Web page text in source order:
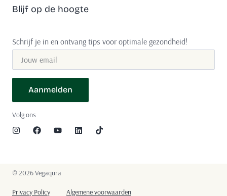
Blijf op de hoogte
Schrijf je in en ontvang tips voor optimale gezondheid!
Aanmelden
Volg ons
©️ 2026 Vegaqura
Privacy Policy Algemene voorwaarden